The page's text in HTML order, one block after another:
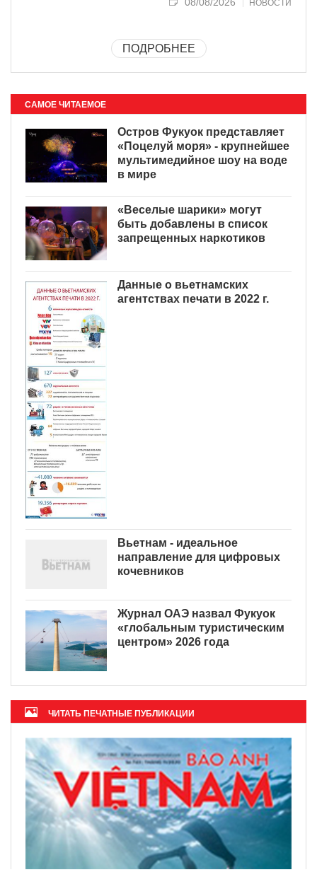
НОВОСТИ
ПОДРОБНЕЕ
САМОЕ ЧИТАЕМОЕ
Остров Фукуок представляет
«Поцелуй моря» - крупнейшее
мультимедийное шоу на воде
в мире
«Веселые шарики» могут
быть добавлены в список
запрещенных наркотиков
Данные о вьетнамских
агентствах печати в 2022 г.
Вьетнам - идеальное
направление для цифровых
кочевников
Журнал ОАЭ назвал Фукуок
«глобальным туристическим
центром» 2026 года
ЧИТАТЬ ПЕЧАТНЫЕ ПУБЛИКАЦИИ